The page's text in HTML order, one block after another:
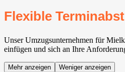
Flexible
Unser Umzugsunternehmen für
einfügen und sich an Ihre
Mehr anzeigen Weniger anzeigen